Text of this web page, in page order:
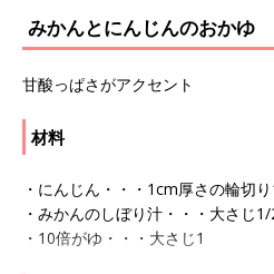
みかんとにんじんのおかゆ
甘酸っぱさがアクセント
材料
・にんじん・・・1cm厚さの輪切
・みかんのしぼり汁・・・大さじ
・10倍がゆ・・・大さじ1